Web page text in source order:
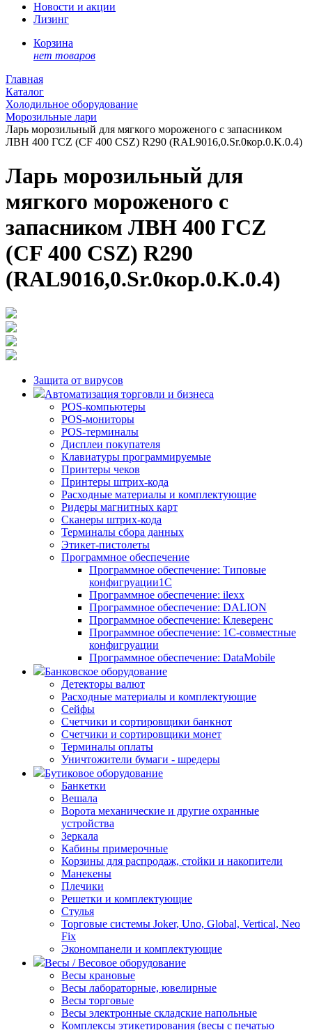
Новости и акции
Лизинг
Корзина
нет товаров
Главная
Каталог
Холодильное оборудование
Морозильные лари
Ларь морозильный для мягкого мороженого c запасником
ЛВН 400 ГСZ (CF 400 CSZ) R290 (RAL9016,0.Sr.0кор.0.K.0.4)
Ларь морозильный для
мягкого мороженого c
запасником ЛВН 400 ГСZ
(CF 400 CSZ) R290
(RAL9016,0.Sr.0кор.0.K.0.4)
Защита от вирусов
Автоматизация торговли и бизнеса
POS-компьютеры
POS-мониторы
POS-терминалы
Дисплеи покупателя
Клавиатуры программируемые
Принтеры чеков
Принтеры штрих-кода
Расходные материалы и комплектующие
Ридеры магнитных карт
Сканеры штрих-кода
Терминалы сбора данных
Этикет-пистолеты
Программное обеспечение
Программное обеспечение: Типовые
конфигруации1С
Программное обеспечение: ilexx
Программное обеспечение: DALION
Программное обеспечение: Клеверенс
Программное обеспечение: 1С-совместные
конфигруации
Программное обеспечение: DataMobile
Банковское оборудование
Детекторы валют
Расходные материалы и комплектующие
Сейфы
Счетчики и сортировщики банкнот
Счетчики и сортировщики монет
Терминалы оплаты
Уничтожители бумаги - шредеры
Бутиковое оборудование
Банкетки
Вешала
Ворота механические и другие охранные
устройства
Зеркала
Кабины примерочные
Корзины для распродаж, стойки и накопители
Манекены
Плечики
Решетки и комплектующие
Стулья
Торговые системы Joker, Uno, Global, Vertical, Neo
Fix
Экономпанели и комплектующие
Весы / Весовое оборудование
Весы крановые
Весы лабораторные, ювелирные
Весы торговые
Весы электронные складские напольные
Комплексы этикетирования (весы с печатью